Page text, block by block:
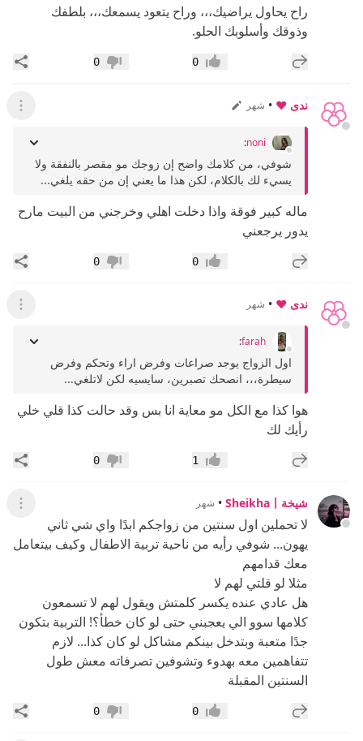
راح يحاول يراضيك،،، وراح يتعود يسمعك،،، بلطفك
وذوقك وأسلوبك الحلو.
إضافة رد جديد إعجاب0 عدم إعجاب
0
ندى ❤️ • شهر عرض
noni
:
شوفي، من كلامك واضح إن زوجك مو مقصر بالنفقة ولا
يسيء لك بالكلام، لكن هذا ما يعني إن من حقه يلغي...
ماله كبير فوقة واذا دخلت اهلي وخرجني من البيت مارح
يدور يرجعني
إضافة رد جديد إعجاب0 عدم إعجاب
0
ندى ❤️ • شهر عرض
farah
:
اول الزواج يوجد صراعات وفرض اراء وتحكم وفرض
سيطرة،،، انصحك تصبرين، سايسيه لكن لاتلغي...
هوا كذا مع الكل مو معاية انا بس وقد حالت كذا قلي خلي
رأيك لك
إضافة رد جديد إعجاب1 عدم إعجاب
0
شيخةSheikha〡 • شهر عرض
لا تحملين اول سنتين من زواجكم ابدًا واي شي ثاني
يهون... شوفي رأيه من ناحية تربية الاطفال وكيف بيتعامل
معك قدامهم
مثلا لو قلتي لهم لا
هل عادي عنده يكسر كلمتش ويقول لهم لا تسمعون
كلامها سوو الي يعجبني حتى لو كان خطأ؟! التربية بتكون
جدًا متعبة وبتدخل بينكم مشاكل لو كان كذا... لازم
تتفاهمين معه بهدوء وتشوفين تصرفاته معش طول
السنتين المقبلة
إضافة رد جديد إعجاب0 عدم إعجاب
0